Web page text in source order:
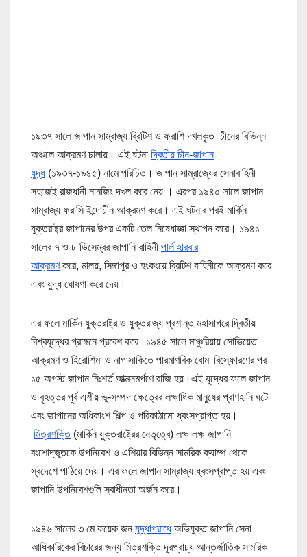
১৯৩৭ সালে জাপান সাম্রাজ্য ব্রিটিশ ও ফরাশি দখলকৃত চীনের বিভিন্ন
অঞ্চলে আক্রমণ চালায়। এই ঘটনা দ্বিতীয় চীন-জাপান
যুদ্ধ(১৯৩৭-১৯৪৫) নামে পরিচিত। জাপান সাম্রাজ্যের সেনাবাহিনী
সহজেই রাজধানী নানজিং দখল করে নেয় । এরপর ১৯৪০ সালে জাপান
সাম্রাজ্য ফরাসি ইন্দোচীন আক্রমণ করে। এই ঘটনার পরই মার্কিন
যুক্তরাষ্ট্র জাপানের উপর একটি তেল নিষেধাজ্ঞা স্থাপন করে। ১৯৪১
সালের ৭ ও ৮ ডিসেম্বর জাপানি বাহিনী পার্ল হারবার
আক্রমণকরে, মালয়, সিঙ্গাপুর ও হংকংয়ে ব্রিটিশ বাহিনীকে আক্রমণ করে
এবং যুদ্ধ ঘোষণা করে দেয়।
এর ফলে মার্কিন যুক্তরাষ্ট্র ও যুক্তরাজ্য প্রশান্ত মহাসাগরে দ্বিতীয়
বিশ্বযুদ্ধের প্রাঙ্গনে প্রবেশ করে। ১৯৪৫ সালে মাঞ্চুরিয়ায় সোভিয়েত
আক্রমণ ও হিরোশিমা ও নাগাসাকিতে পারমাণবিক বোমা বিস্ফোরণের পর
১৫ অগস্ট জাপান নিঃশর্ত আত্মসমর্পণে রাজি হয়। এই যুদ্ধের ফলে জাপান
ও বৃহত্তর পূর্ব এশীয় ভূ-সম্পদ ক্ষেত্রের লক্ষাধিক মানুষের প্রাণহানি ঘটে
এবং জাপানের অধিকাংশ শিল্প ও পরিকাঠামো ধ্বংসপ্রাপ্ত হয়।
মিত্রশক্তি(মার্কিন যুক্তরাষ্ট্রের নেতৃত্বে) লক্ষ লক্ষ জাপানি
বংশোদ্ভুতকে উপনিবেশ ও এশিয়ার বিভিন্ন সামরিক ক্যাম্প থেকে
স্বদেশে পাঠিয়ে দেয়। এর ফলে জাপান সাম্রাজ্য ধ্বংসপ্রাপ্ত হয় এবং
জাপানি উপনিবেশগুলি স্বাধীনতা অর্জন করে।
১৯৪৬ সালের ৩ মে কয়েক জন যুদ্ধাপরাধেঅভিযুক্ত জাপানি সেনা
আধিকারিকের বিচারের জন্য মিত্রশক্তি দূরপ্রাচ্য আন্তর্জাতিক সামরিক